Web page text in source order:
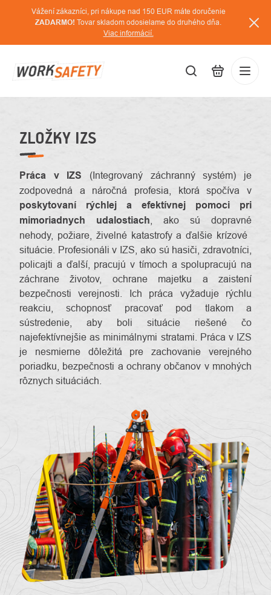
Vážení zákazníci, pri nákupe nad 150 EUR máte doručenie
ZADARMO! Tovar skladom odosielame do druhého dňa.
Viac informácií.
O
nás
Kontakty
ZLOŽKY IZS
Práca v IZS (Integrovaný záchranný systém) je
zodpovedná a náročná profesia, ktorá spočíva v
poskytovaní rýchlej a efektívnej pomoci pri
mimoriadnych udalostiach , ako sú dopravné
nehody, požiare, živelné katastrofy a ďalšie krízové ​​
situácie. Profesionáli v IZS, ako sú hasiči, zdravotníci,
policajti a ďalší, pracujú v tímoch a spolupracujú na
záchrane životov, ochrane majetku a zaistení
bezpečnosti verejnosti. Ich práca vyžaduje rýchlu
reakciu, schopnosť pracovať pod tlakom a
sústredenie, aby boli situácie riešené čo
najefektívnejšie as minimálnymi stratami. Práca v IZS
je nesmierne dôležitá pre zachovanie verejného
poriadku, bezpečnosti a ochrany občanov v mnohých
rôznych situáciách.